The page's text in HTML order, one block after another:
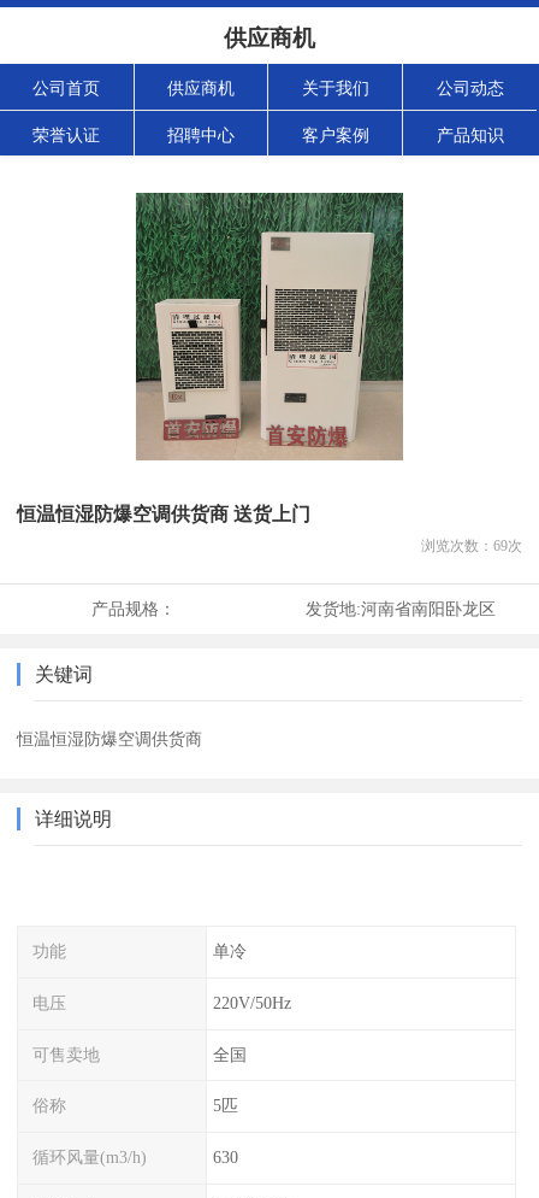
供应商机
公司首页 供应商机 关于我们 公司动态
荣誉认证 招聘中心 客户案例 产品知识
恒温恒湿防爆空调供货商 送货上门
浏览次数： 69次
产品规格： 发货地:河南省南阳卧龙区
关键词
恒温恒湿防爆空调供货商
详细说明
功能 单冷
电压 220V/50Hz
可售卖地 全国
俗称 5匹
循环风量(m3/h) 630